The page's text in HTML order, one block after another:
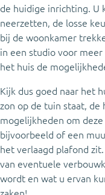
de huidige inrichting. U
neerzetten, de losse
bij de woonkamer
in een studio voor
het huis de
Kijk dus goed naar het
zon op de tuin staat, de
mogelijkheden om
bijvoorbeeld of een
het verlaagd plafond
van eventuele
wordt en wat u ervan